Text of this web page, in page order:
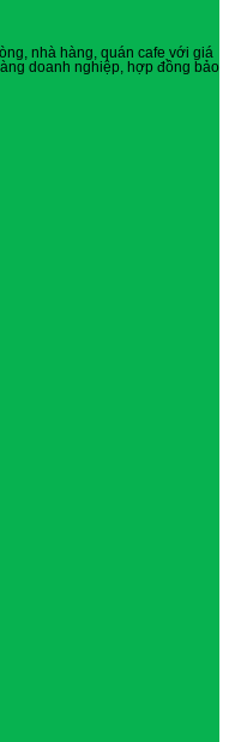
nhà hàng, quán cafe với giá
doanh nghiệp, hợp đồng bảo